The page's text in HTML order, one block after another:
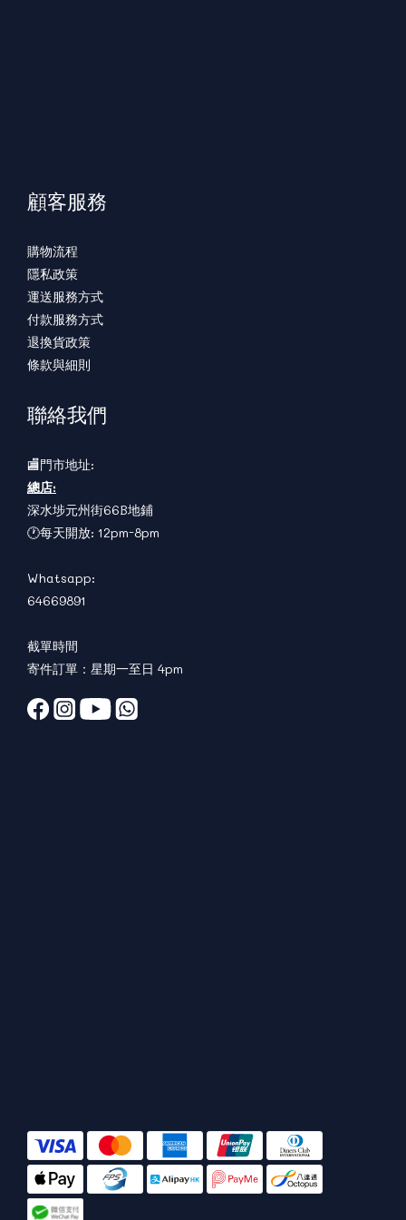
顧客服務
購物流程
隱私政策
運送服務方式
付款服務方式
退換貨政策
條款與細則
聯絡我們
🏬門市地址:
總店:
深水埗元州街66B地鋪
🕐每天開放: 12pm-8pm
Whatsapp:
64669891
截單時間
寄件訂單：星期一至日 4pm